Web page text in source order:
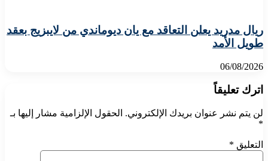
ريال مدريد يعلن التعاقد مع يان ديوماندي من لايبزيج بعقد
طويل الأمد
06/08/2026
اترك تعليقاً
لن يتم نشر عنوان بريدك الإلكتروني. الحقول الإلزامية مشار إليها بـ
*
التعليق *